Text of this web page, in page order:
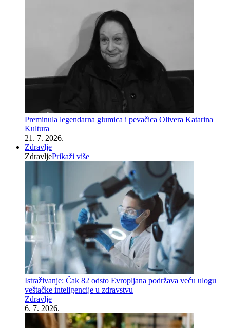
Preminula legendarna glumica i pevačica Olivera Katarina
Kultura
21. 7. 2026.
Zdravlje
ZdravljePrikaži više
Istraživanje: Čak 82 odsto Evropljana podržava veću ulogu
veštačke inteligencije u zdravstvu
Zdravlje
6. 7. 2026.